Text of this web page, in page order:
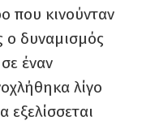
που κινούνταν
ο δυναμισμός
έναν
λίγο
εξελίσσεται